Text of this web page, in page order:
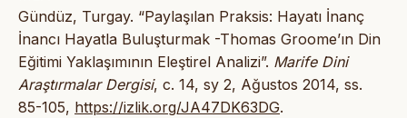
Gündüz, Turgay. “Paylaşılan Praksis: Hayatı İnanç
İnancı Hayatla Buluşturmak -Thomas Groome’ın Din
Eğitimi Yaklaşımının Eleştirel Analizi”. Marife Dini
Araştırmalar Dergisi, c. 14, sy 2, Ağustos 2014, ss.
85-105, https://izlik.org/JA47DK63DG.